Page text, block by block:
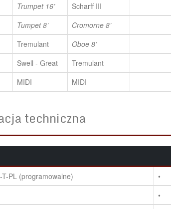
Trumpet 16’
Scharff III
Tumpet 8’
Cromorne 8’
Tremulant
Oboe 8’
Swell - Great
Tremulant
MIDI
MIDI
techniczna
T-PL (programowalne)
•
•